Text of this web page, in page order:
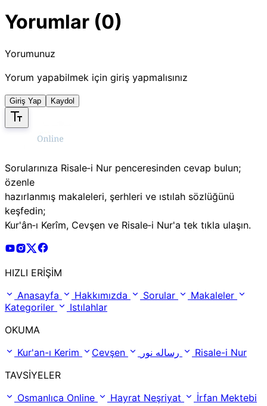
Yorumlar (0)
Yorumunuz
Yorum yapabilmek için giriş yapmalısınız
Giriş Yap Kaydol
Sorularınıza Risale‑i Nur penceresinden cevap bulun;
özenle
hazırlanmış makaleleri, şerhleri ve ıstılah sözlüğünü
keşfedin;
Kur'ân‑ı Kerîm, Cevşen ve Risale‑i Nur'a tek tıkla ulaşın.
Risale Online Youtube Hesabı
Risale Online Instagram Hesabı
Risale Online X Hesabı
HIZLI ERİŞİM
Anasayfa
Hakkımızda Sorular
Makaleler
Kategoriler
Istılahlar
OKUMA
Kur'an-ı Kerim
Cevşen
Risale-i Nur
TAVSİYELER
Osmanlıca Online
Hayrat Neşriyat İrfan Mektebi